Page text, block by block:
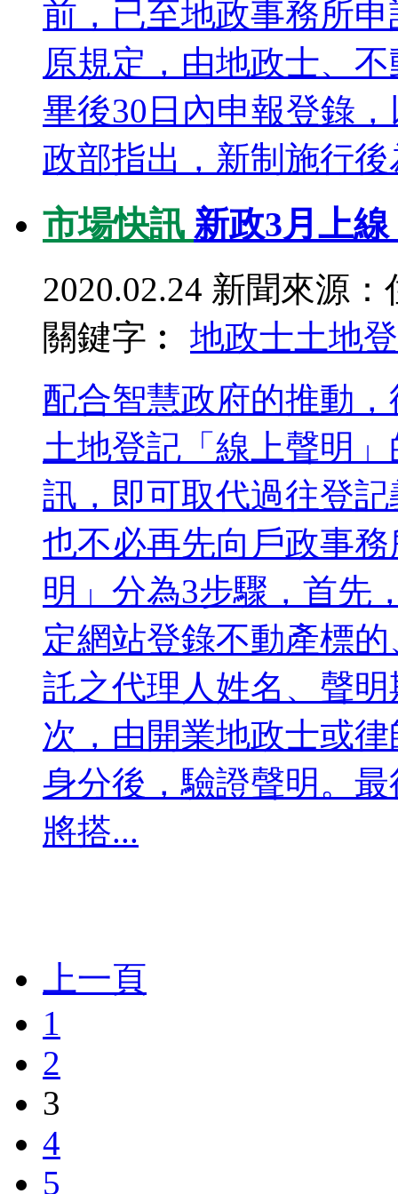
前，已至地政事務所
原規定，由地政士、
畢後30日內申報登錄
政部指出，新制施行
市場快訊 新政3月上
2020.02.24 新聞來源：
關鍵字︰ 地政士土地
配合智慧政府的推動
土地登記「線上聲明
訊，即可取代過往登
也不必再先向戶政事
明」分為3步驟，首先
定網站登錄不動產標
託之代理人姓名、聲
次，由開業地政士或
身分後，驗證聲明。
將搭...
上一頁
1
2
3
4
5